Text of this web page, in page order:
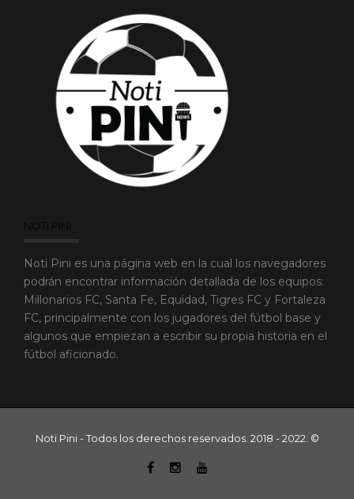
NOTI PINI
Noti Pini es una página web en la cual los navegadores
podrán encontrar información detallada de los equipos:
Millonarios FC, Santa Fe, Equidad, Tigres FC y Fortaleza
FC, principalmente con los jugadores del fútbol base y
algunos que empiezan a escribir su propia historia en el
fútbol aficionado.
Noti Pini - Todos los derechos reservados. 2018 - 2022. ©